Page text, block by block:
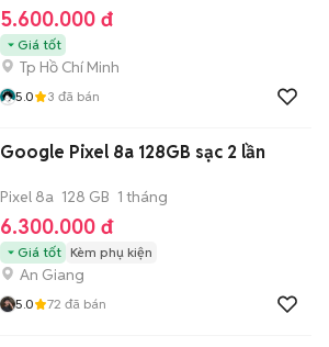
5.600.000 đ
Giá tốt
Tp Hồ Chí Minh
5.0 3 đã bán
Google Pixel 8a 128GB sạc 2 lần
Pixel 8a 128 GB 1 tháng
6.300.000 đ
Giá tốt Kèm phụ kiện
An Giang
5.0 72 đã bán